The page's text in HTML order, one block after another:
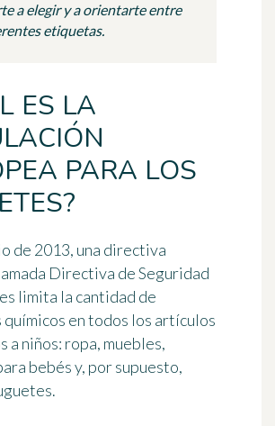
a elegir y a orientarte entre
etiquetas.
ES LA
PARA LOS
de 2013, una directiva
Directiva de Seguridad
limita la cantidad de
en todos los artículos
a niños: ropa, muebles,
bebés y, por supuesto,